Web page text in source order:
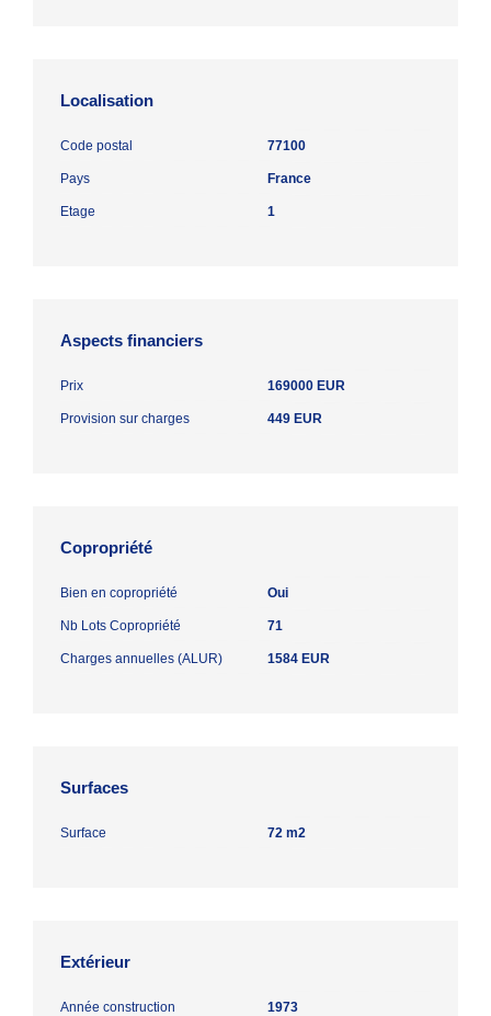
Localisation
Code postal 77100
Pays France
Etage 1
Aspects financiers
Prix 169000 EUR
Provision sur charges 449 EUR
Copropriété
Bien en copropriété Oui
Nb Lots Copropriété 71
Charges annuelles (ALUR) 1584 EUR
Surfaces
Surface 72 m2
Extérieur
Année construction 1973